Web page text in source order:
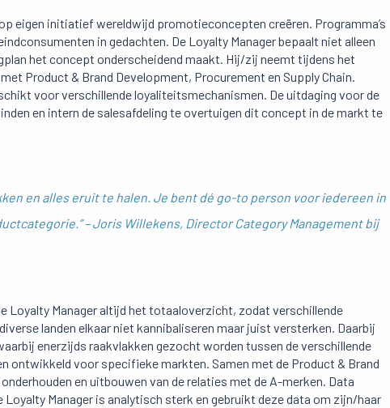
eigen initiatief wereldwijd promotieconcepten creëren. Programma’s
in gedachten. De Loyalty Manager bepaalt niet alleen
het concept onderscheidend maakt. Hij/zij neemt tijdens het
Product & Brand Development, Procurement en Supply Chain.
voor verschillende loyaliteitsmechanismen. De uitdaging voor de
en intern de salesafdeling te overtuigen dit concept in de markt te
en alles eruit te halen. Je bent dé go-to person voor iedereen in
– Joris Willekens, Director Category Management bij
Loyalty Manager altijd het totaaloverzicht, zodat verschillende
landen elkaar niet kannibaliseren maar juist versterken. Daarbij
enerzijds raakvlakken gezocht worden tussen de verschillende
ontwikkeld voor specifieke markten. Samen met de Product & Brand
en uitbouwen van de relaties met de A-merken. Data
Manager is analytisch sterk en gebruikt deze data om zijn/haar